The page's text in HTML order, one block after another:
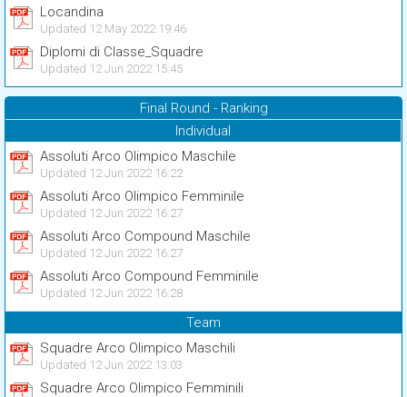
Locandina
Updated 12 May 2022 19:46
Diplomi di Classe_Squadre
Updated 12 Jun 2022 15:45
Final Round - Ranking
Individual
Assoluti Arco Olimpico Maschile
Updated 12 Jun 2022 16:22
Assoluti Arco Olimpico Femminile
Updated 12 Jun 2022 16:27
Assoluti Arco Compound Maschile
Updated 12 Jun 2022 16:27
Assoluti Arco Compound Femminile
Updated 12 Jun 2022 16:28
Team
Squadre Arco Olimpico Maschili
Updated 12 Jun 2022 13:03
Squadre Arco Olimpico Femminili